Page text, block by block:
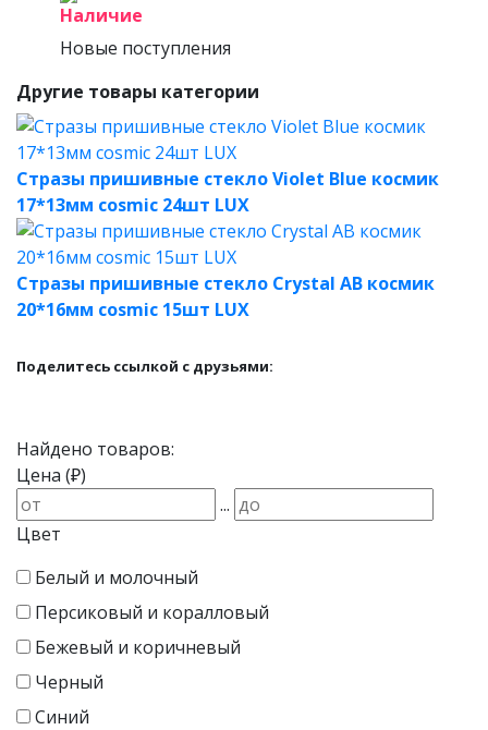
Наличие
Новые поступления
Другие товары категории
Стразы пришивные стекло Violet Blue космик
17*13мм cosmic 24шт LUX
Стразы пришивные стекло Crystal AB космик
20*16мм cosmic 15шт LUX
Поделитесь ссылкой с друзьями:
Найдено товаров:
Цена (₽)
...
Цвет
Белый и молочный
Персиковый и коралловый
Бежевый и коричневый
Черный
Синий